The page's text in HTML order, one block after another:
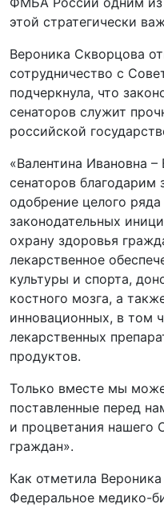
этой стратегически
Вероника Скворцова
сотрудничество с
подчеркнула, что
сенаторов служит
российской
«Валентина Ивановна
сенаторов благодарим
одобрение целого
законодательных
охрану здоровья
лекарственное
культуры и спорта,
костного мозга, а
инновационных, в том
лекарственных
продуктов.
Только вместе мы
поставленные перед
и процветания нашего
граждан».
Как отметила
Федеральное медико-